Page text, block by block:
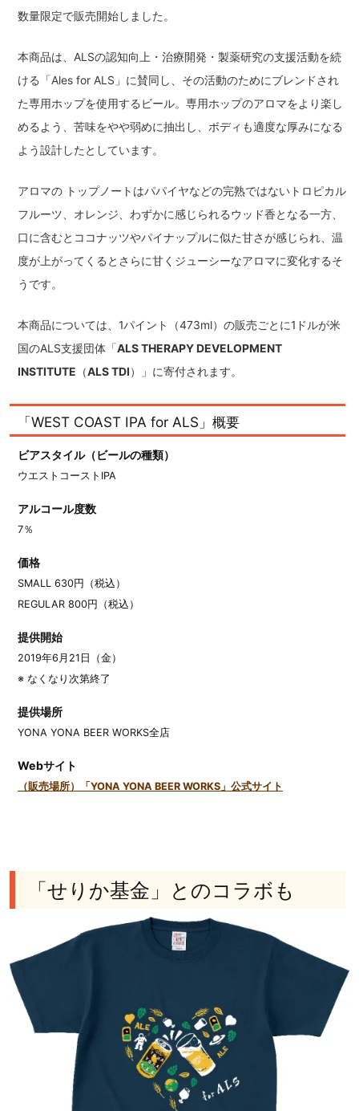
数量限定で販売開始しました。
本商品は、ALSの認知向上・治療開発・製薬研究の支援活動を続
ける「Ales for ALS」に賛同し、その活動のためにブレンドされ
た専用ホップを使用するビール。専用ホップのアロマをより楽し
めるよう、苦味をやや弱めに抽出し、ボディも適度な厚みになる
よう設計したとしています。
アロマの トップノートはパパイヤなどの完熟ではないトロピカル
フルーツ、オレンジ、わずかに感じられるウッド香となる一方、
口に含むとココナッツやパイナップルに似た甘さが感じられ、温
度が上がってくるとさらに甘くジューシーなアロマに変化するそ
うです。
本商品については、1パイント（473ml）の販売ごとに1ドルが米
国のALS支援団体「ALS THERAPY DEVELOPMENT
INSTITUTE （ALS TDI）」に寄付されます。
「WEST COAST IPA for ALS」概要
ビアスタイル（ビールの種類）
ウエストコーストIPA
アルコール度数
7％
価格
SMALL 630円（税込）
REGULAR 800円（税込）
提供開始
2019年6月21日（金）
※ なくなり次第終了
提供場所
YONA YONA BEER WORKS全店
Webサイト
（販売場所）「YONA YONA BEER WORKS」公式サイト
「せりか基金」とのコラボも